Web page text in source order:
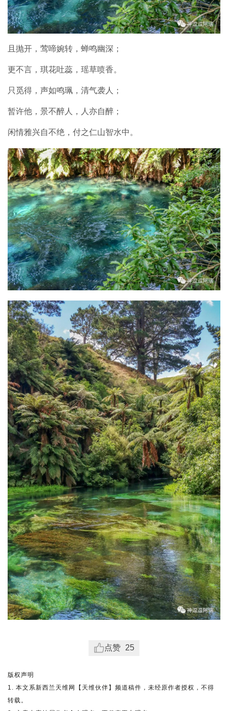
且抛开，莺啼婉转，蝉鸣幽深；
更不言，琪花吐蕊，瑶草喷香。
只觅得，声如鸣珮，清气袭人；
暂许他，景不醉人，人亦自醉；
闲情雅兴自不绝，付之仁山智水中。
点赞 25
版权声明
1. 本文系新西兰天维网【天维伙伴】频道稿件，未经原作者授权，不得
转载。